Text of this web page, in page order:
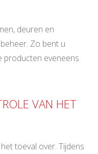
deuren en
Zo bent u
producten eveneens
VAN HET
toeval over. Tijdens